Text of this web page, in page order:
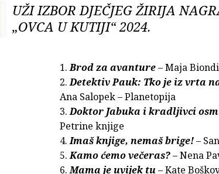
UŽI IZBOR DJEČJEG ŽIRIJA
„OVCA U KUTIJI“ 2024.
1.Brod za avanture– Maja
2.Detektiv Pauk: Tko je iz vrta
Ana Salopek – Planetopija
3.Doktor Jabuka i kradljivci
Petrine knjige
4.Imaš knjige, nemaš brige!–
5.Kamo ćemo večeras?– Nena
6.Mama je uvijek tu– Kate